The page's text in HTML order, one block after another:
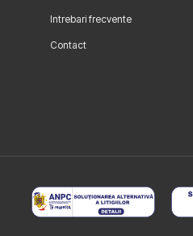
Intrebari frecvente
Contact